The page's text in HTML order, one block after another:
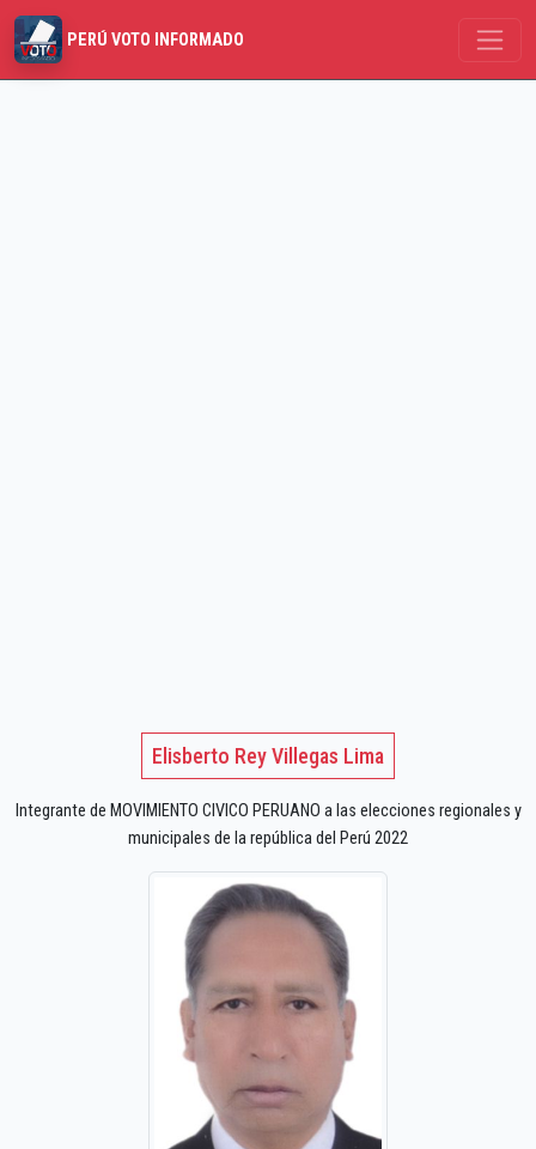
PERÚ VOTO INFORMADO
Elisberto Rey Villegas Lima
Integrante de MOVIMIENTO CIVICO PERUANO a las elecciones regionales y
municipales de la república del Perú 2022